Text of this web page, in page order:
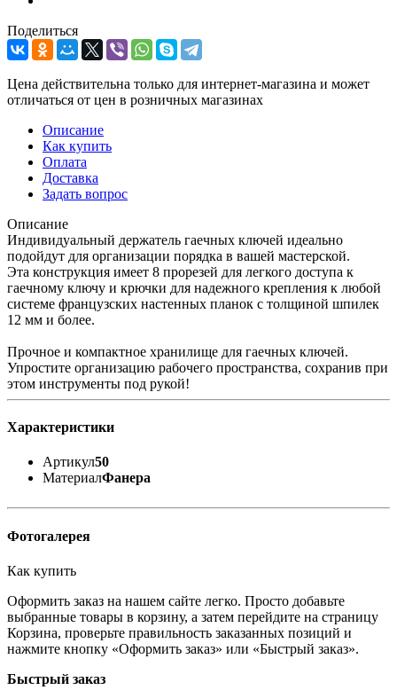
Поделиться
Цена действительна только для интернет-магазина и может
отличаться от цен в розничных магазинах
Описание
Как купить
Оплата
Доставка
Задать вопрос
Описание
Индивидуальный держатель гаечных ключей идеально
подойдут для организации порядка в вашей мастерской.
Эта конструкция имеет 8 прорезей для легкого доступа к
гаечному ключу и крючки для надежного крепления к любой
системе французских настенных планок с толщиной шпилек
12 мм и более.
Прочное и компактное хранилище для гаечных ключей.
Упростите организацию рабочего пространства, сохранив при
этом инструменты под рукой!
Характеристики
Артикул50
МатериалФанера
Фотогалерея
Как купить
Оформить заказ на нашем сайте легко. Просто добавьте
выбранные товары в корзину, а затем перейдите на страницу
Корзина, проверьте правильность заказанных позиций и
нажмите кнопку «Оформить заказ» или «Быстрый заказ».
Быстрый заказ